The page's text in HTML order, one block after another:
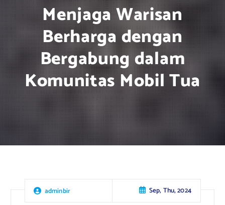
Menjaga Warisan
Berharga dengan
Bergabung dalam
Komunitas Mobil Tua
adminbir Sep, Thu, 2024